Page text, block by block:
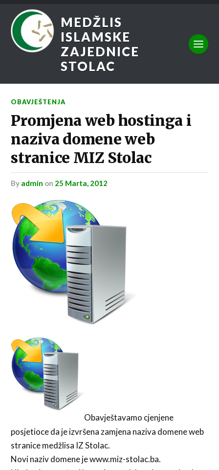
MEDŽLIS
ISLAMSKE
ZAJEDNICE
STOLAC
OBAVJEŠTENJA
Promjena web hostinga i
naziva domene web
stranice MIZ Stolac
by admin on 25 Marta, 2012
Obavještavamo cjenjene
posjetioce da je izvršena zamjena naziva domene web
stranice medžlisa IZ Stolac.
Novi naziv domene je www.miz-stolac.ba.